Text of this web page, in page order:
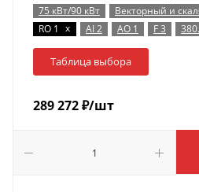
75 кВт/90 кВт
Векторный и
RO 1 x AI 2 AO 1 F 3
Таблица выбора
289 272₽/шт